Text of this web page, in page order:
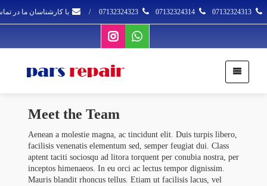
/ با کارشناسان ما در
Meetthe Team
Aenean a molestie magna, ac tincidunt elit. Duis turpis libero,
facilisis venenatis elementum sed, semper feugiat dui. Class
aptent taciti sociosqu ad litora torquent per conubia nostra, per
inceptos himenaeos. In eu orci ac lectus tempor dignissim.
Mauris blandit rhoncus tellus. Etiam ut facilisis lacus, vel